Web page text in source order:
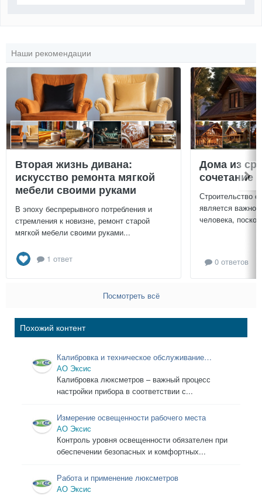
Наши рекомендации
Вторая жизнь дивана:
искусство ремонта мягкой
мебели своими руками
В эпоху беспрерывного потребления и
стремления к новизне, ремонт старой
мягкой мебели своими руками...
1 ответ
Дома из
сочетание
Строительство
является
человека,
0 ответов
Посмотреть всё
Похожий контент
Калибровка и техническое обслуживание
люксметров
АО Эксис
Калибровка люксметров – важный процесс
настройки прибора в соответствии с...
Измерение освещенности рабочего места
АО Эксис
Контроль уровня освещенности обязателен при
обеспечении безопасных и комфортных...
Работа и применение люксметров
АО Эксис